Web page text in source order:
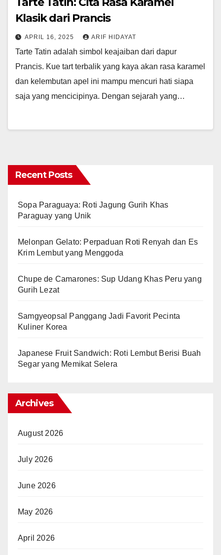
Klasik dari Prancis
APRIL 16, 2025 ARIF HIDAYAT
Tarte Tatin adalah simbol keajaiban dari dapur
Prancis. Kue tart terbalik yang kaya akan rasa karamel
dan kelembutan apel ini mampu mencuri hati siapa
saja yang mencicipinya. Dengan sejarah yang…
Recent Posts
Sopa Paraguaya: Roti Jagung Gurih Khas
Paraguay yang Unik
Melonpan Gelato: Perpaduan Roti Renyah dan Es
Krim Lembut yang Menggoda
Chupe de Camarones: Sup Udang Khas Peru yang
Gurih Lezat
Samgyeopsal Panggang Jadi Favorit Pecinta
Kuliner Korea
Japanese Fruit Sandwich: Roti Lembut Berisi Buah
Segar yang Memikat Selera
Archives
August 2026
July 2026
June 2026
May 2026
April 2026